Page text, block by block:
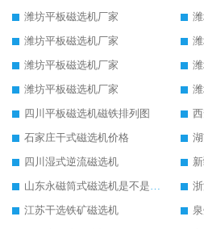
潍坊平板磁选机厂家
潍坊平板磁选机厂家
潍坊平板磁选机厂家
潍坊平板磁选机厂家
四川平板磁选机磁铁排列图
石家庄干式磁选机价格
四川湿式逆流磁选机
山东永磁筒式磁选机是不是强磁
江苏干选铁矿磁选机